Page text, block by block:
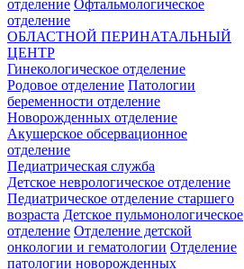
отделение Офтальмологическое
отделение
ОБЛАСТНОЙ ПЕРИНАТАЛЬНЫЙ
ЦЕНТР
Гинекологическое отделение
Родовое отделение Патологии
беременности отделение
Новорожденных отделение
Акушерское обсервационное
отделение
Педиатрическая служба
Детское неврологическое отделение
Педиатрическое отделение старшего
возраста Детское пульмонологическое
отделение Отделение детской
онкологии и гематологии Отделение
патологии новорожденных